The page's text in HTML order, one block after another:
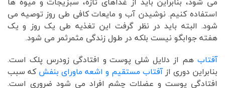
استفاده کنیم. نوشیدن آب و مایعات کافی طی روز توصیه می
شود. البته باید در نظر گرفت این تغذیه طی یک روز و یک
هفته جوابگو نیست بلکه در طول زندگی مثمرثمر می شود.
آفتاب هم از دلایل شلی پوست و افتادگی زودرس پلک است.
بنابراین دوری ازآفتاب مستقیم و اشعه ماورای بنفشکه سبب
افتادگی پوست و عضلات چشم افراد می شود ضروری است.